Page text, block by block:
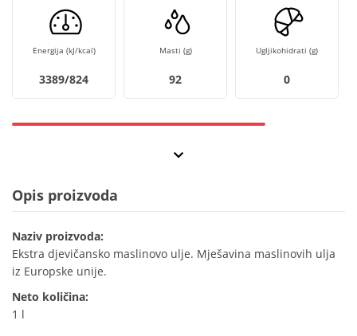
Energija (kJ/kcal)
3389/824
Masti (g)
92
Ugljikohidrati (g)
0
Opis proizvoda
Naziv proizvoda:
Ekstra djevičansko maslinovo ulje. Mješavina maslinovih ulja
iz Europske unije.
Neto količina:
1 l